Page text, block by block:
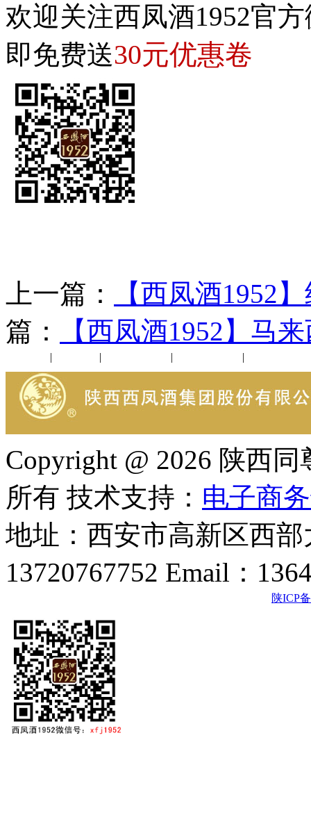
欢迎关注西凤酒1952官
即免费送30元优惠卷
上一篇：
【西凤酒1952
篇：
【西凤酒1952】马
| | | |
Copyright @ 2026 陕西
所有 技术支持： 电子商
地址：西安市高新区西
13720767752 Email：
陕ICP